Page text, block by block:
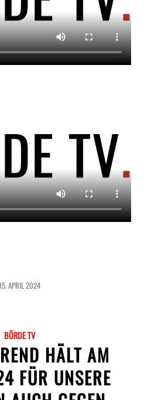
APRIL 2024
BÖRDE TV
HÄLT AM
FÜR UNSERE